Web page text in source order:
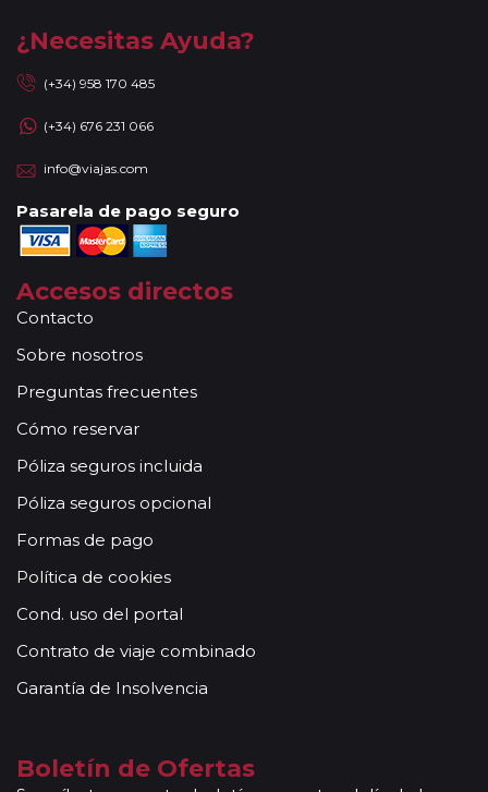
¿Necesitas Ayuda?
(+34) 958 170 485
(+34) 676 231 066
info@viajas.com
Pasarela de pago seguro
Accesos directos
Contacto
Sobre nosotros
Preguntas frecuentes
Cómo reservar
Póliza seguros incluida
Póliza seguros opcional
Formas de pago
Política de cookies
Cond. uso del portal
Contrato de viaje combinado
Garantía de Insolvencia
Boletín de Ofertas